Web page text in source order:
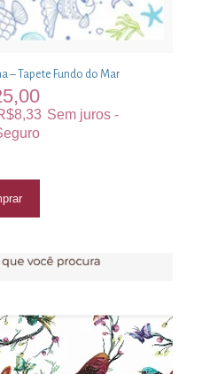
– Tapete Fundo do Mar
8,33 Sem juros -